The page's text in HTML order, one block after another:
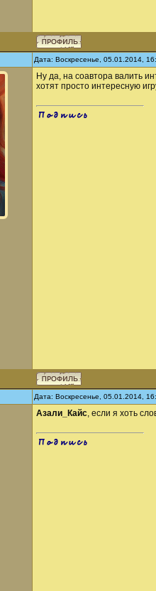
Дата: Воскресенье, 05.01.2014,
Ну да, на соавтора валить
хотят просто интересную
.
Дата: Воскресенье, 05.01.2014,
Азали_Кайс, если я хоть
.